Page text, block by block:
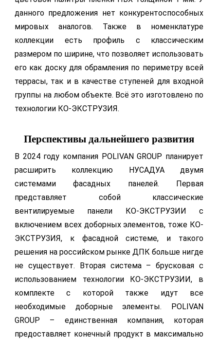
данного предложения нет конкурентоспособных
мировых аналогов. Также в номенклатуре
коллекции есть профиль с классическим
размером по ширине, что позволяет использовать
его как доску для обрамления по периметру всей
террасы, так и в качестве ступеней для входной
группы на любом объекте. Всё это изготовлено по
технологии КО-ЭКСТРУЗИЯ.
Перспективы дальнейшего развития
В 2024 году компания POLIVAN GROUP планирует
расширить коллекцию НУСАДУА двумя
системами фасадных панелей. Первая
представляет собой классические
вентилируемые панели КО-ЭКСТРУЗИИ с
включением всех доборных элементов, тоже КО-
ЭКСТРУЗИЯ, к фасадной системе, и такого
решения на российском рынке ДПК больше нигде
не существует. Вторая система – брусковая с
использованием технологии КО-ЭКСТРУЗИИ, в
комплекте с которой также идут все
необходимые доборные элементы. POLIVAN
GROUP – единственная компания, которая
предоставляет конечный продукт в максимально